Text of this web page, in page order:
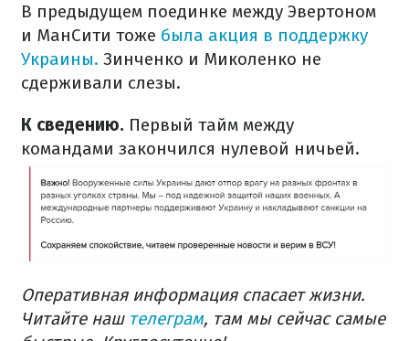
В предыдущем поединке между Эвертоном
и МанСити тоже была акция в поддержку
Украины. Зинченко и Миколенко не
сдерживали слезы.
К сведению. Первый тайм между
командами закончился нулевой ничьей.
Оперативная информация спасает жизни.
Читайте наштелеграм, там мы сейчас самые